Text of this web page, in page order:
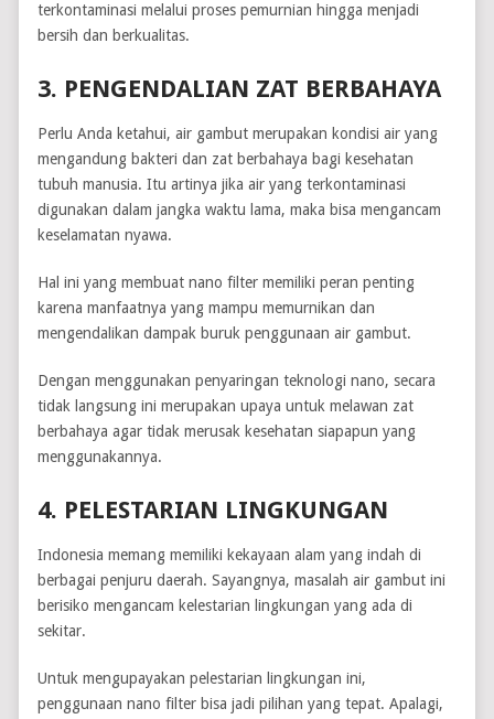
terkontaminasi melalui proses pemurnian hingga menjadi
bersih dan berkualitas.
3. PENGENDALIAN ZAT BERBAHAYA
Perlu Anda ketahui, air gambut merupakan kondisi air yang
mengandung bakteri dan zat berbahaya bagi kesehatan
tubuh manusia. Itu artinya jika air yang terkontaminasi
digunakan dalam jangka waktu lama, maka bisa mengancam
keselamatan nyawa.
Hal ini yang membuat nano filter memiliki peran penting
karena manfaatnya yang mampu memurnikan dan
mengendalikan dampak buruk penggunaan air gambut.
Dengan menggunakan penyaringan teknologi nano, secara
tidak langsung ini merupakan upaya untuk melawan zat
berbahaya agar tidak merusak kesehatan siapapun yang
menggunakannya.
4. PELESTARIAN LINGKUNGAN
Indonesia memang memiliki kekayaan alam yang indah di
berbagai penjuru daerah. Sayangnya, masalah air gambut ini
berisiko mengancam kelestarian lingkungan yang ada di
sekitar.
Untuk mengupayakan pelestarian lingkungan ini,
penggunaan nano filter bisa jadi pilihan yang tepat. Apalagi,